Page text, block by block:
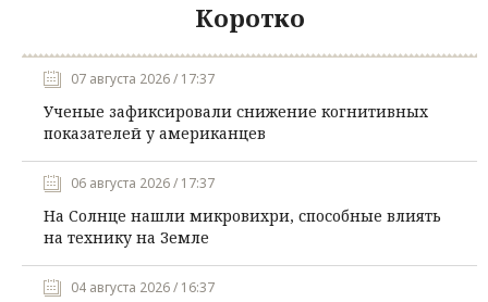
Коротко
07 августа 2026 / 17:37
Ученые зафиксировали снижение когнитивных
показателей у американцев
06 августа 2026 / 17:37
На Солнце нашли микровихри, способные влиять
на технику на Земле
04 августа 2026 / 16:37